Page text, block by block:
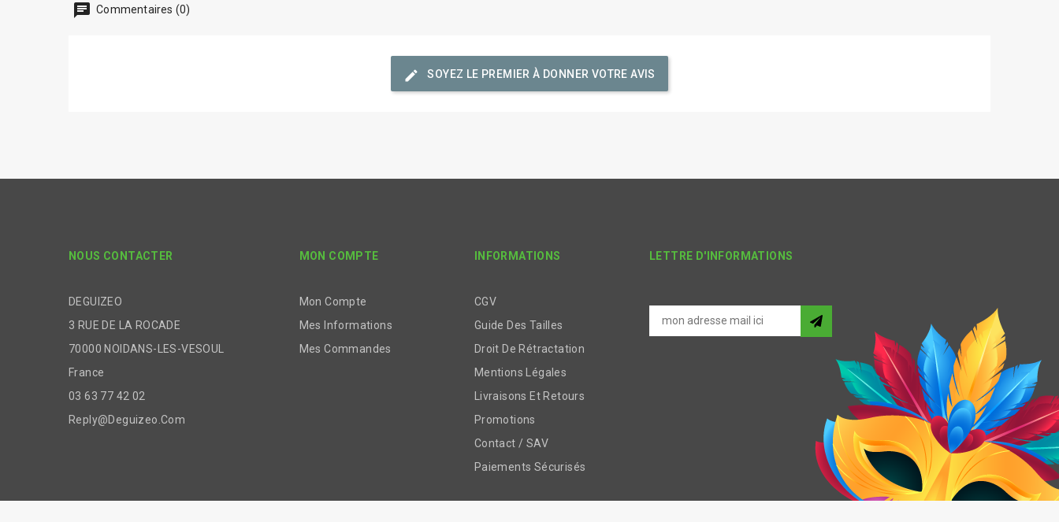
chat Commentaires (0)
edit SOYEZ LE PREMIER À DONNER VOTRE AVIS
NOUS CONTACTER
DEGUIZEO
3 RUE DE LA ROCADE
70000 NOIDANS-LES-VESOUL
France
03 63 77 42 02
Reply@deguizeo.com
MON COMPTE
Mon Compte
Mes Informations
Mes Commandes
INFORMATIONS
CGV
Guide Des Tailles
Droit De Rétractation
Mentions Légales
Livraisons Et Retours
Promotions
Contact / SAV
Paiements Sécurisés
LETTRE D'INFORMATIONS